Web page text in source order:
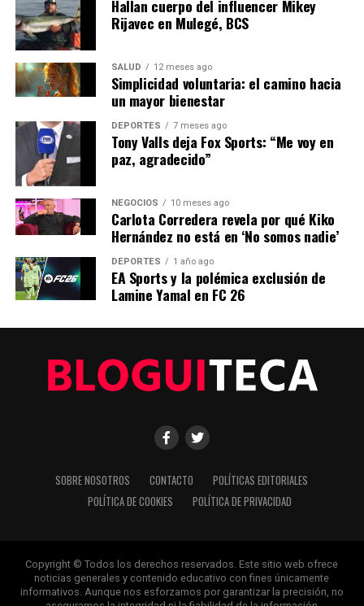
En conclusión, aunque la crisis actual presenta desafíos
significativos, también ofrece una oportunidad para que
Europa reevalúe su estrategia energética y avance hacia
un futuro más sostenible y seguro. La clave estará en la
coordinación entre los países miembros y la
implementación efectiva de políticas energéticas
innovadoras.
NOTICIAS RELACIONADAS:
SIGUIENTE
Avances en Energía Solar: España Lidera la Transición
Verde
ANTERIOR
La Innovación Tecnológica Impulsa el Futuro de la
Agricultura en España
hechos, los verificamos con rigor y contamos las historias que
una mirada atenta al detalle, abordamos la política, la cultura y
titulares cambian cada minuto, puedes contar con nosotros
Hallan cuerpo del influencer Mikey
Rijavec en Mulegé, BCS
SALUD 12 meses ago
Simplicidad voluntaria: el camino hacia
un mayor bienestar
DEPORTES 7 meses ago
Tony Valls deja Fox Sports: “Me voy en
paz, agradecido”
NEGOCIOS 10 meses ago
Carlota Corredera revela por qué Kiko
Hernández no está en ‘No somos nadie’
DEPORTES 1 año ago
EA Sports y la polémica exclusión de
Lamine Yamal en FC 26
SOBRE NOSOTROS CONTACTO
POLÍTICAS EDITORIALES
POLÍTICA DE COOKIES
POLÍTICA DE PRIVACIDAD
Copyright © Todos los derechos reservados. Este sitio web ofrece
noticias generales y contenido educativo con fines únicamente
informativos. Aunque nos esforzamos por garantizar la precisión, no